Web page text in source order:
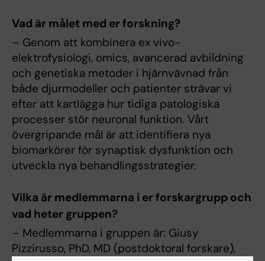
Vad är målet med er forskning?
– Genom att kombinera ex vivo-
elektrofysiologi, omics, avancerad avbildning
och genetiska metoder i hjärnvävnad från
både djurmodeller och patienter strävar vi
efter att kartlägga hur tidiga patologiska
processer stör neuronal funktion. Vårt
övergripande mål är att identifiera nya
biomarkörer för synaptisk dysfunktion och
utveckla nya behandlingsstrategier.
Vilka är medlemmarna i er forskargrupp och
vad heter gruppen?
– Medlemmarna i gruppen är: Giusy
Pizzirusso, PhD, MD (postdoktoral forskare),